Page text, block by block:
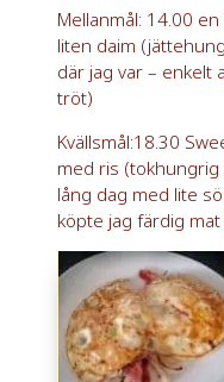
Mellanmål: 14.00
liten daim
där jag var – enkelt
tröt)
Kvällsmål:18.30
med ris
lång dag med lite
köpte jag färdig